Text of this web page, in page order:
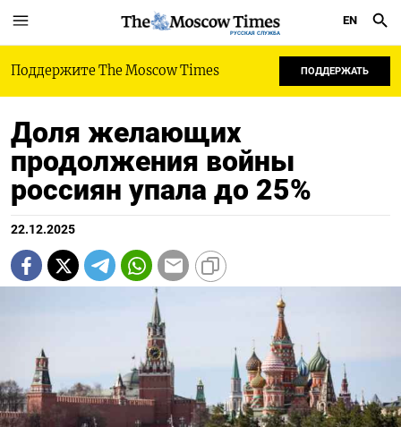
РУССКАЯ СЛУЖБА
EN
Поддержите The Moscow Times ПОДДЕРЖАТЬ
Доля желающих
продолжения войны
россиян упала до 25%
22.12.2025